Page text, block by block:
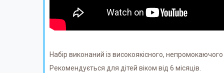
Набір виконаний із високоякісного,
Рекомендується для дітей віком від 6 місяців.